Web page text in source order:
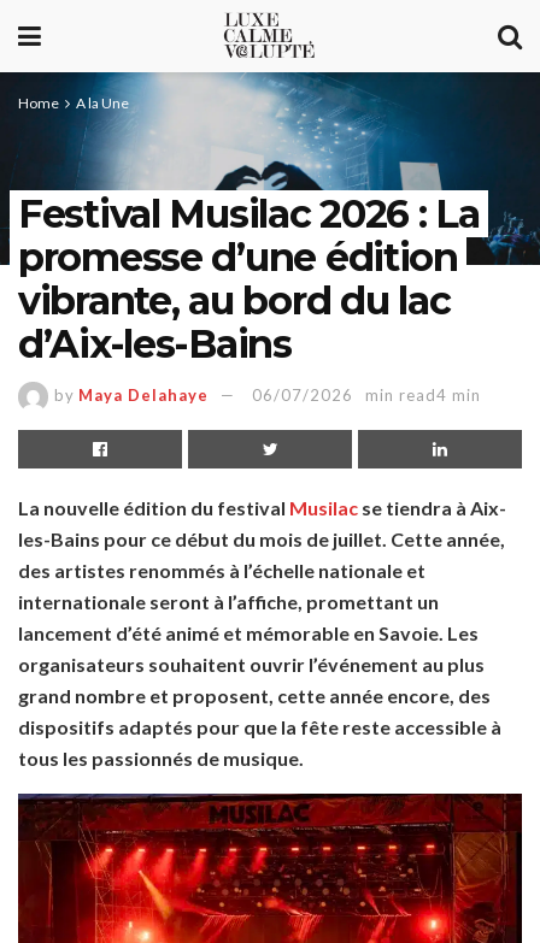
Home A la Une
Festival Musilac 2026 : La
promesse d’une édition
vibrante, au bord du lac
d’Aix-les-Bains
by Maya Delahaye 06/07/2026 min read4 min
La nouvelle édition du festival Musilac se tiendra à Aix-
les-Bains pour ce début du mois de juillet. Cette année,
des artistes renommés à l’échelle nationale et
internationale seront à l’affiche, promettant un
lancement d’été animé et mémorable en Savoie. Les
organisateurs souhaitent ouvrir l’événement au plus
grand nombre et proposent, cette année encore, des
dispositifs adaptés pour que la fête reste accessible à
tous les passionnés de musique.